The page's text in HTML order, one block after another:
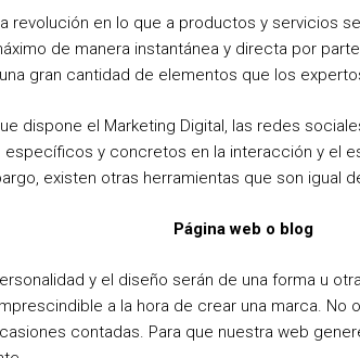
revolución en lo que a productos y servicios
de manera instantánea y directa por
gran cantidad de elementos que los
dispone el Marketing Digital, las redes
y concretos en la interacción y el
existen otras herramientas que son igual
Página web o blog
y el diseño serán de una forma u
a la hora de crear una marca. No
contadas. Para que nuestra web